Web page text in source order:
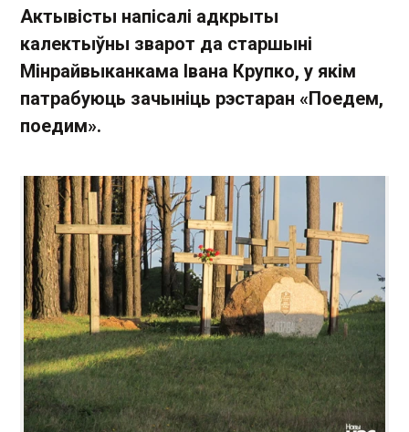
Актывісты напісалі адкрыты
калектыўны зварот да старшыні
Мінрайвыканкама Івана Крупко, у якім
патрабуюць зачыніць рэстаран «Поедем,
поедим».